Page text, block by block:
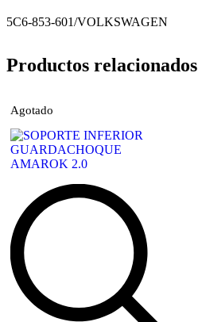
5C6-853-601/VOLKSWAGEN
Productos relacionados
Agotado